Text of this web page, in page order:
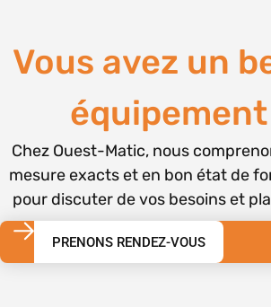
Vous avez un
Chez Ouest-Matic, nous
mesure exacts et en bon état de
pour discuter de vos besoins et
PRENONS RENDEZ-VOUS